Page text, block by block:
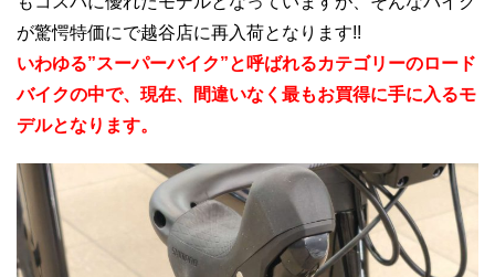
が驚愕特価にで越谷店に再入荷となります!!
いわゆる”スーパーバイク”と呼ばれるカテゴリーのロード
バイクの中で、現在、間違いなく最もお買得に手に入るモ
デルとなります。